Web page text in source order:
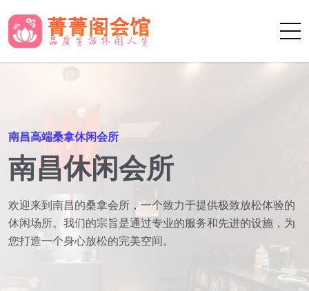
南昌高端SPS养生馆
spa休闲养生会所
每一次光临都是一次身心的洗礼，让您在忙碌的生活中找到
片刻的宁静和放松。期待您的光临，体验不一样的健康休闲
之旅。